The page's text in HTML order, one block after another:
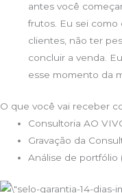
antes você
frutos. Eu sei
clientes, não ter
concluir a venda.
esse momento da
O que você vai receber
Consultoria AO
Gravação da
Análise de portfólio